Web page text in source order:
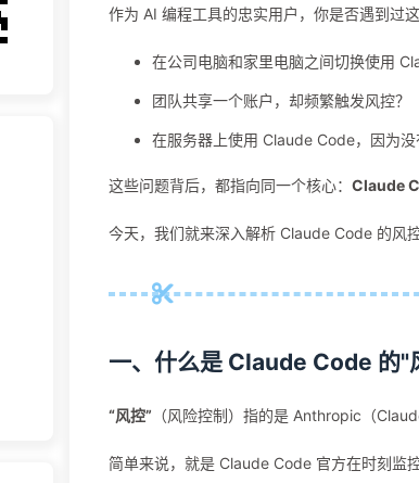
作为 AI 编程工具的忠实用户，你是否遇到过这
在公司电脑和家里电脑之间切换使用
团队共享一个账户，却频繁触发风控？
在服务器上使用 Claude Code，因为没
这些问题背后，都指向同一个核心： Claude
今天，我们就来深入解析 Claude Code 的风
一、什么是 Claude Code 的"
“风控” （风险控制）指的是 Anthropic（
简单来说，就是 Claude Code 官方在时刻监